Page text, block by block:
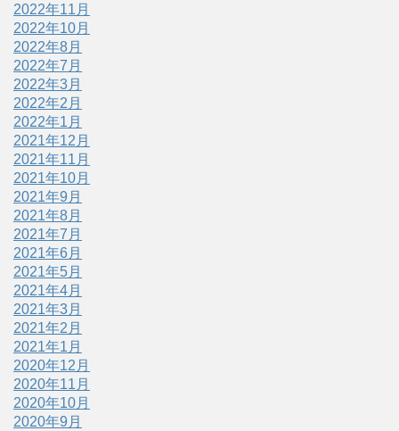
2022年11月
2022年10月
2022年8月
2022年7月
2022年3月
2022年2月
2022年1月
2021年12月
2021年11月
2021年10月
2021年9月
2021年8月
2021年7月
2021年6月
2021年5月
2021年4月
2021年3月
2021年2月
2021年1月
2020年12月
2020年11月
2020年10月
2020年9月